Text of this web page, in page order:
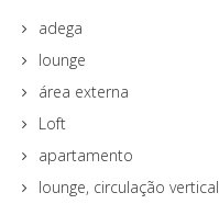
adega
lounge
área externa
Loft
apartamento
lounge, circulação vertical